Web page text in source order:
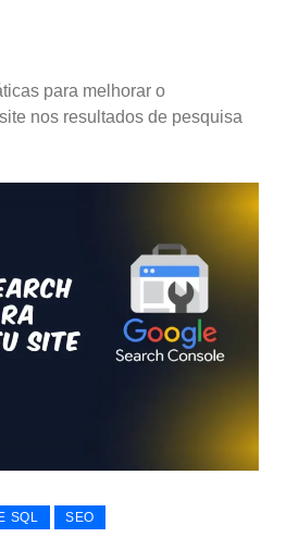
para melhorar o
nos resultados de pesquisa
SQL SEO